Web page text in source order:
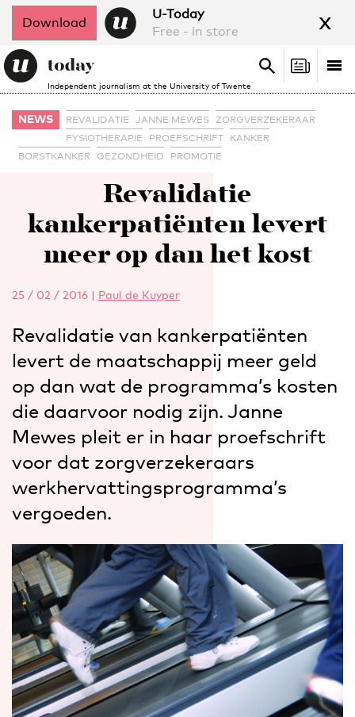
Download
U-Today
Free - in store
x
Independent journalism at the University of Twente
Search
Search
NEWS REVALIDATIE JANNE MEWES
ZORGVERZEKERAAR
FYSIOTHERAPIE
PROEFSCHRIFT
KANKER
BORSTKANKER
GEZONDHEID PROMOTIE
Revalidatie
kankerpatiënten levert
meer op dan het kost
25 / 02 / 2016 | Paul de Kuyper
Revalidatie van kankerpatiënten
levert de maatschappij meer geld
op dan wat de programma’s kosten
die daarvoor nodig zijn. Janne
Mewes pleit er in haar proefschrift
voor dat zorgverzekeraars
werkhervattingsprogramma’s
vergoeden.